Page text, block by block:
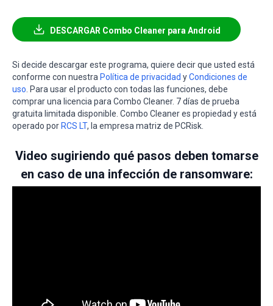
DESCARGAR Combo Cleaner para Android
Si decide descargar este programa, quiere decir que usted está
conforme con nuestra Política de privacidad yCondiciones de
uso . Para usar el producto con todas las funciones, debe
comprar una licencia para Combo Cleaner. 7 días de prueba
gratuita limitada disponible. Combo Cleaner es propiedad y está
operado por RCS LT, la empresa matriz de PCRisk.
Video sugiriendo qué pasos deben tomarse
en caso de una infección de ransomware: